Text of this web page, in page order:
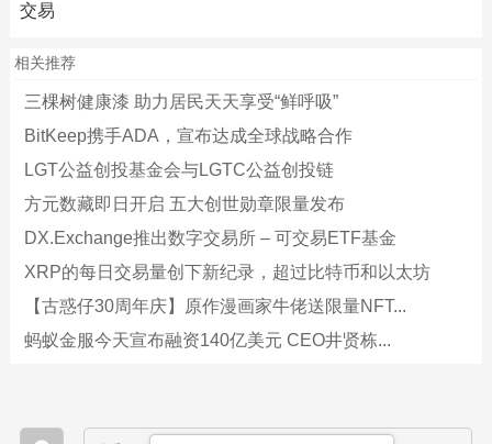
交易
相关推荐
三棵树健康漆 助力居民天天享受“鲜呼吸”
BitKeep携手ADA，宣布达成全球战略合作
LGT公益创投基金会与LGTC公益创投链
方元数藏即日开启 五大创世勋章限量发布
DX.Exchange推出数字交易所 – 可交易ETF基金
XRP的每日交易量创下新纪录，超过比特币和以太坊
【古惑仔30周年庆】原作漫画家牛佬送限量NFT...
蚂蚁金服今天宣布融资140亿美元 CEO井贤栋...